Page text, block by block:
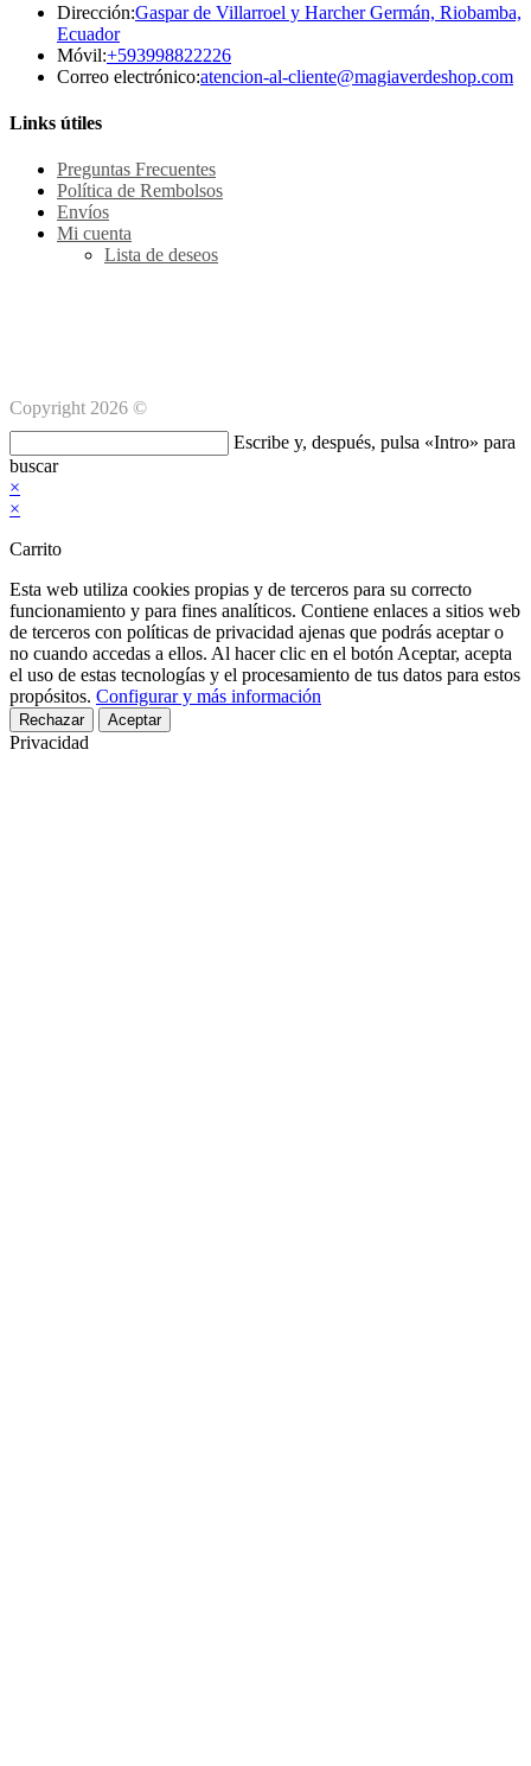
Dirección:Gaspar de Villarroel y Harcher Germán, Riobamba,
Ecuador
Móvil:+593998822226Se
abre
Correo electrónico:atencion-al-cliente@magiaverdeshop.comSe
Links útiles
Preguntas Frecuentes
Política de Rembolsos
Envíos
Mi cuenta
Lista de deseos
Copyright 2026 ©
en
esta
web
Escribe y, después, pulsa «Intro» para
buscar
×
×
Carrito
Esta web utiliza cookies propias y de terceros para su correcto
funcionamiento y para fines analíticos. Contiene enlaces a sitios web
de terceros con políticas de privacidad ajenas que podrás aceptar o
no cuando accedas a ellos. Al hacer clic en el botón Aceptar, acepta
el uso de estas tecnologías y el procesamiento de tus datos para estos
propósitos. Configurar y más información
Rechazar Aceptar
Privacidad